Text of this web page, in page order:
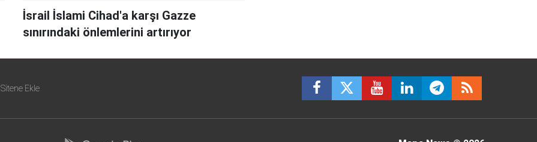
İsrail İslami Cihad'a karşı Gazze
sınırındaki önlemlerini artırıyor
Sitene Ekle